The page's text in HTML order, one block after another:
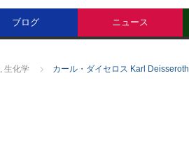
ブログ ニュース
, 生化学 カール・ダイセロス Karl Deisseroth